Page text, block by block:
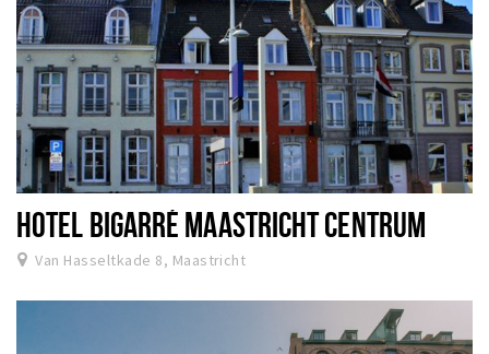
HOTEL BIGARRÉ MAASTRICHT CENTRUM
Van Hasseltkade 8, Maastricht